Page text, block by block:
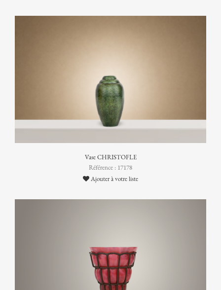
Vase CHRISTOFLE
Référence : 17178
Ajouter à votre liste